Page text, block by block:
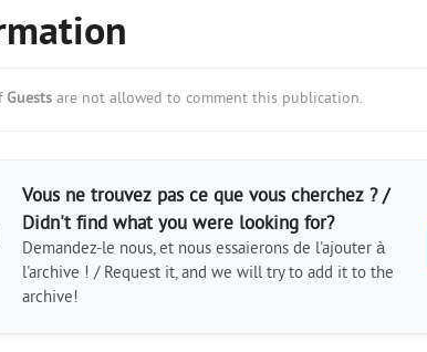
Guests are not allowed to comment this publication.
Vous ne trouvez pas ce que vous cherchez ? /
Didn't find what you were looking for?
Demandez-le nous, et nous essaierons de l'ajouter à
l'archive ! / Request it, and we will try to add it to the
archive!